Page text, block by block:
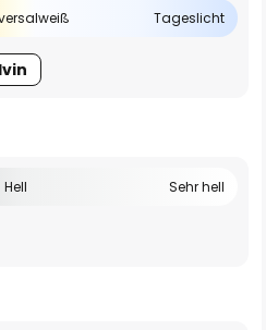
Tageslicht
Hell Sehr hell